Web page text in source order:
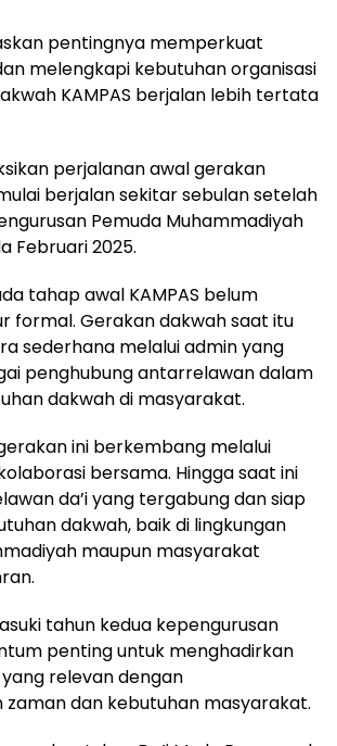
pentingnya memperkuat
melengkapi kebutuhan organisasi
KAMPAS berjalan lebih tertata
perjalanan awal gerakan
berjalan sekitar sebulan setelah
Pemuda Muhammadiyah
Februari 2025.
tahap awal KAMPAS belum
formal. Gerakan dakwah saat itu
sederhana melalui admin yang
penghubung antarrelawan dalam
dakwah di masyarakat.
ini berkembang melalui
bersama. Hingga saat ini
da’i yang tergabung dan siap
dakwah, baik di lingkungan
maupun masyarakat
tahun kedua kepengurusan
penting untuk menghadirkan
relevan dengan
dan kebutuhan masyarakat.